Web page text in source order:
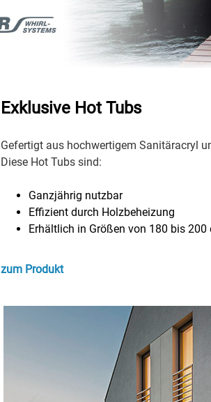
Exklusive Hot Tubs
Gefertigt aus hochwertigem Sanitäracryl
Diese Hot Tubs sind:
Ganzjährig nutzbar
Effizient durch Holzbeheizung
Erhältlich in Größen von 180 bis
zum Produkt